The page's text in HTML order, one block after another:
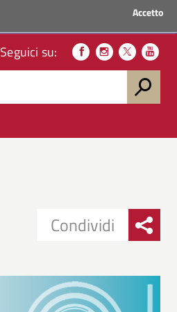
Accetto
Seguici su:
Condividi